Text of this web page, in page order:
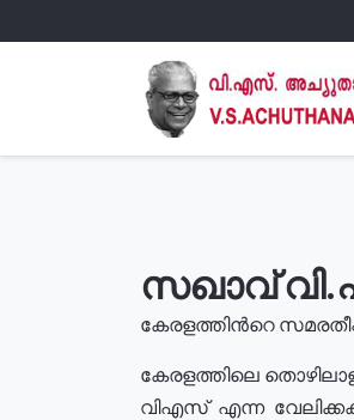
സഖാവ്
കേരളത്തിൻറെ
കേരളത്തിലെ
വിഎസ് എന്ന